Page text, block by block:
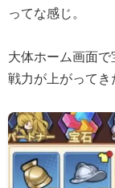
ってな感じ。
大体ホーム画面で
戦力が上がってき